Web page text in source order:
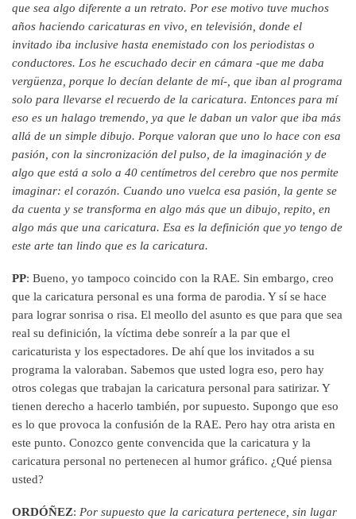
que sea algo diferente a un retrato. Por ese motivo tuve muchos
años haciendo caricaturas en vivo, en televisión, donde el
invitado iba inclusive hasta enemistado con los periodistas o
conductores. Los he escuchado decir en cámara -que me daba
vergüenza, porque lo decían delante de mí-, que iban al programa
solo para llevarse el recuerdo de la caricatura. Entonces para mí
eso es un halago tremendo, ya que le daban un valor que iba más
allá de un simple dibujo. Porque valoran que uno lo hace con esa
pasión, con la sincronización del pulso, de la imaginación y de
algo que está a solo a 40 centímetros del cerebro que nos permite
imaginar: el corazón. Cuando uno vuelca esa pasión, la gente se
da cuenta y se transforma en algo más que un dibujo, repito, en
algo más que una caricatura. Esa es la definición que yo tengo de
este arte tan lindo que es la caricatura.
PP: Bueno, yo tampoco coincido con la RAE. Sin embargo, creo
que la caricatura personal es una forma de parodia. Y sí se hace
para lograr sonrisa o risa. El meollo del asunto es que para que sea
real su definición, la víctima debe sonreír a la par que el
caricaturista y los espectadores. De ahí que los invitados a su
programa la valoraban. Sabemos que usted logra eso, pero hay
otros colegas que trabajan la caricatura personal para satirizar. Y
tienen derecho a hacerlo también, por supuesto. Supongo que eso
es lo que provoca la confusión de la RAE. Pero hay otra arista en
este punto. Conozco gente convencida que la caricatura y la
caricatura personal no pertenecen al humor gráfico. ¿Qué piensa
usted?
ORDÓÑEZ: Por supuesto que la caricatura pertenece, sin lugar